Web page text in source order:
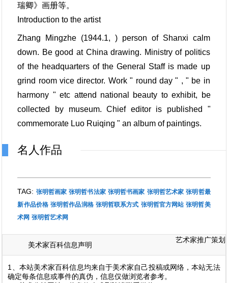
瑞卿》画册等。
Introduction to the artist
Zhang Mingzhe (1944.1, ) person of Shanxi calm
down. Be good at China drawing. Ministry of politics
of the headquarters of the General Staff is made up
grind room vice director. Work " round day " , " be in
harmony " etc attend national beauty to exhibit, be
collected by museum. Chief editor is published "
commemorate Luo Ruiqing " an album of paintings.
名人作品
TAG: 张明哲画家 张明哲书法家 张明哲书画家 张明哲艺术家 张明哲最
新作品价格 张明哲作品润格 张明哲联系方式 张明哲官方网站 张明哲美
术网 张明哲艺术网
美术家百科信息声明
艺术家推广策划
1、本站美术家百科信息均来自于美术家自己投稿或网络，本站无法
确定每条信息或事件的真伪，信息仅做浏览者参考。